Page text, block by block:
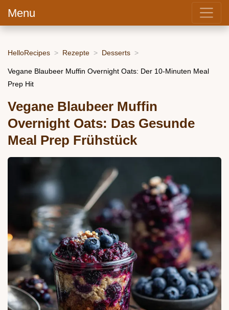
Menu
HelloRecipes Rezepte Desserts
Vegane Blaubeer Muffin Overnight Oats: Der 10-Minuten Meal
Prep Hit
Vegane Blaubeer Muffin
Overnight Oats: Das Gesunde
Meal Prep Frühstück